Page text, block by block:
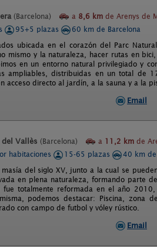
(Barcelona) a 8,6 km de Arenys de
95+5 plazas
60 km de Barcelona
ubicada en el corazón del Parc
mismo y la naturaleza, hacer rutas en
en un entorno natural privilegiado y
ampliables, distribuidas en un total de
acceso directo al jardín, a la sauna y a la
Email
Vallès (Barcelona) a 11,2 km de
habitaciones
15-65 plazas
40 km de
del siglo XV, junto a la cual se
en plena naturaleza, formando parte
fue totalmente reformada en el año
podemos destacar: Piscina, zona
con campo de futbol y vóley rústico.
Email